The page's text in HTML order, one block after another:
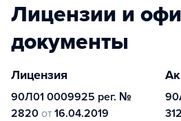
Лицензии и
документы
Лицензия
90Л01 0009925 рег. №
2820 от 16.04.2019